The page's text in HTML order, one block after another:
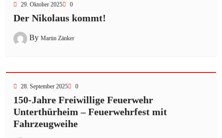
29. Oktober 2025 0
Der Nikolaus kommt!
By Martin Zänker
28. September 2025 0
150-Jahre Freiwillige Feuerwehr
Unterthürheim – Feuerwehrfest mit
Fahrzeugweihe